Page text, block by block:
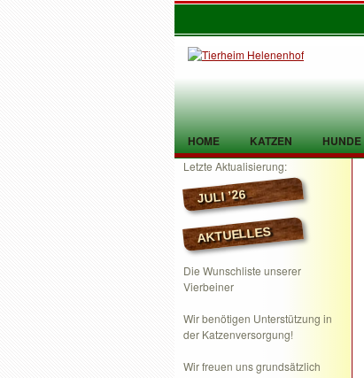
HOME KATZEN HUNDE
TIER GEFUNDEN KONTAKT
Letzte Aktualisierung:
JULI ’26
AKTUELLES
Die Wunschliste unserer
Vierbeiner
Wir benötigen Unterstützung in
der Katzenversorgung!
Wir freuen uns grundsätzlich